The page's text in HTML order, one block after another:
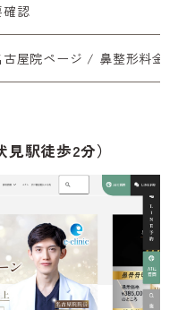
確認
古屋院ページ / 鼻整形料金
駅徒歩2分）